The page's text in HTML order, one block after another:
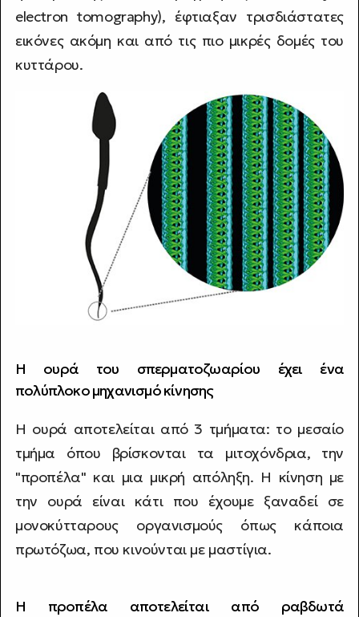
electron tomography), έφτιαξαν τρισδιάστατες
εικόνες ακόμη και από τις πιο μικρές δομές του
κυττάρου.
Η ουρά του σπερματοζωαρίου έχει ένα
πολύπλοκο μηχανισμό κίνησης
Η ουρά αποτελείται από 3 τμήματα: το μεσαίο
τμήμα όπου βρίσκονται τα μιτοχόνδρια, την
"προπέλα" και μια μικρή απόληξη. Η κίνηση με
την ουρά είναι κάτι που έχουμε ξαναδεί σε
μονοκύτταρους οργανισμούς όπως κάποια
πρωτόζωα, που κινούνται με μαστίγια.
Η προπέλα αποτελείται από ραβδωτά